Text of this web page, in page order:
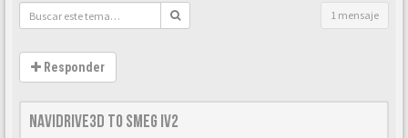
1 mensaje
Responder
Navidrive3d to Smeg IV2